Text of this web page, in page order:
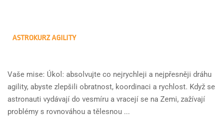
ASTROKURZ AGILITY
Vaše mise: Úkol: absolvujte co nejrychleji a nejpřesněji dráhu
agility, abyste zlepšili obratnost, koordinaci a rychlost. Když se
astronauti vydávají do vesmíru a vracejí se na Zemi, zažívají
problémy s rovnováhou a tělesnou ...